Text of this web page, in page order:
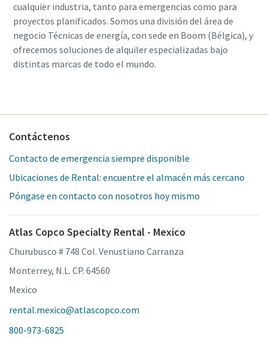
cualquier industria, tanto para emergencias como para
proyectos planificados. Somos una división del área de
negocio Técnicas de energía, con sede en Boom (Bélgica), y
ofrecemos soluciones de alquiler especializadas bajo
distintas marcas de todo el mundo.
Contáctenos
Contacto de emergencia siempre disponible
Ubicaciones de Rental: encuentre el almacén más cercano
Póngase en contacto con nosotros hoy mismo
Atlas Copco Specialty Rental - Mexico
Churubusco # 748 Col. Venustiano Carranza
Monterrey, N.L. CP. 64560
Mexico
rental.mexico@atlascopco.com
800-973-6825